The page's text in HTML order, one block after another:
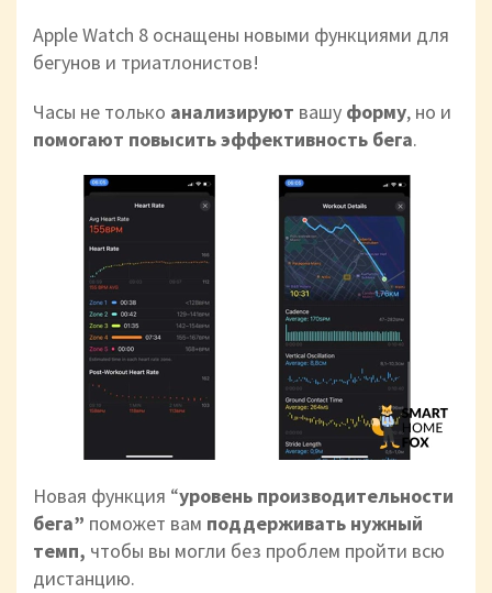
Apple Watch 8 оснащены новыми функциями для
бегунов и триатлонистов!
Часы не только анализируют вашу форму, но и
помогают повысить эффективность бега.
Новая функция “уровень производительности
бега” поможет вам поддерживать нужный
темп, чтобы вы могли без проблем пройти всю
дистанцию.